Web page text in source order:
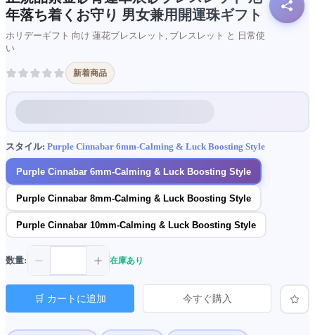
年落ち着くお守り 男女兼用開運珠ギフト
ホリデーギフト 向け 蓮花ブレスレット, ブレスレット と 日常使
い
新着商品
スタイル: Purple Cinnabar 6mm-Calming & Luck Boosting Style
Purple Cinnabar 6mm-Calming & Luck Boosting Style
Purple Cinnabar 8mm-Calming & Luck Boosting Style
Purple Cinnabar 10mm-Calming & Luck Boosting Style
数量: 在庫あり
🛒 カートに追加 今すぐ購入